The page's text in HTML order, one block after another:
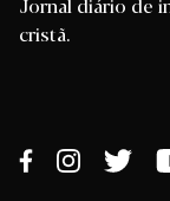
cristã.